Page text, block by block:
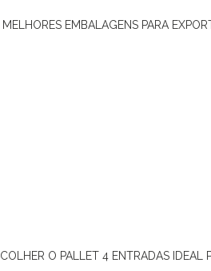
MELHORES EMBALAGENS PARA
O PALLET 4 ENTRADAS IDEAL